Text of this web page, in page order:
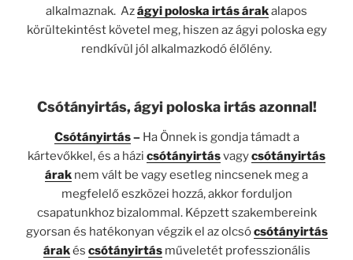
alkalmaznak. Azágyi poloska irtás árakalapos
körültekintést követel meg, hiszen az ágyi poloska egy
rendkívül jól alkalmazkodó élőlény.
Csótányirtás, ágyi poloska irtás azonnal!
Csótányirtás– Ha Önnek is gondja támadt a
kártevőkkel, és a házi csótányirtásvagycsótányirtás
árak nem vált be vagy esetleg nincsenek meg a
megfelelő eszközei hozzá, akkor forduljon
csapatunkhoz bizalommal. Képzett szakembereink
gyorsan és hatékonyan végzik el az olcsócsótányirtás
árakés csótányirtásműveletét professzionális